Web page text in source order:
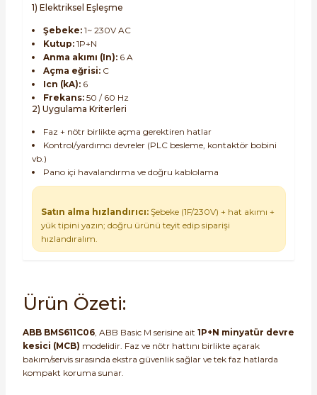
1) Elektriksel Eşleşme
Şebeke: 1~ 230V AC
Kutup: 1P+N
Anma akımı (In): 6 A
Açma eğrisi: C
Icn (kA): 6
Frekans: 50 / 60 Hz
2) Uygulama Kriterleri
Faz + nötr birlikte açma gerektiren hatlar
Kontrol/yardımcı devreler (PLC besleme, kontaktör bobini
vb.)
Pano içi havalandırma ve doğru kablolama
Satın alma hızlandırıcı: Şebeke (1F/230V) + hat akımı +
yük tipini yazın; doğru ürünü teyit edip siparişi
hızlandıralım.
Ürün Özeti:
ABB BMS611C06, ABB Basic M serisine ait 1P+N minyatür devre
kesici (MCB) modelidir. Faz ve nötr hattını birlikte açarak
bakım/servis sırasında ekstra güvenlik sağlar ve tek faz hatlarda
kompakt koruma sunar.